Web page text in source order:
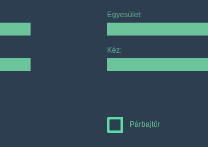
Egyesület:
Kéz:
Párbajtőr